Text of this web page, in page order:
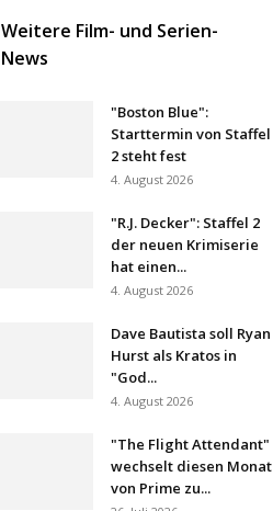
Weitere Film- und Serien-
News
"Boston Blue":
Starttermin von Staffel
2 steht fest
4. August 2026
"R.J. Decker": Staffel 2
der neuen Krimiserie
hat einen...
4. August 2026
Dave Bautista soll Ryan
Hurst als Kratos in
"God...
4. August 2026
"The Flight Attendant"
wechselt diesen Monat
von Prime zu...